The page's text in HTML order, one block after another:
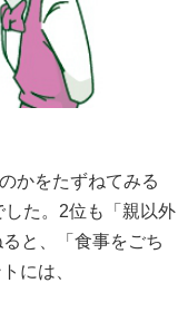
かをたずねてみる
た。2位も「親以外
と、「食事をごち
には、